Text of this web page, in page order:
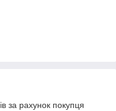
за рахунок покупця